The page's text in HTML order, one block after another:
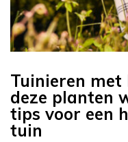
Tuinieren
deze planten
tips voor een
tuin